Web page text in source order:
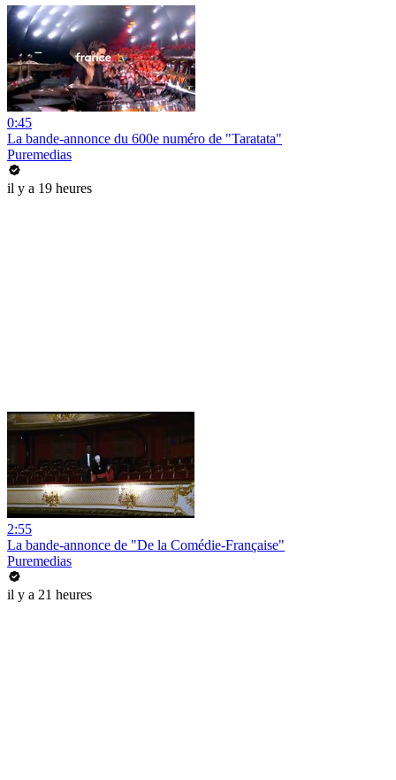
0:45
La bande-annonce du 600e numéro de "Taratata"
Puremedias
il y a 19 heures
2:55
La bande-annonce de "De la Comédie-Française"
Puremedias
il y a 21 heures